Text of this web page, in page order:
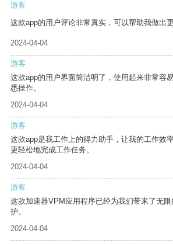
游客
这款app的用户评论非常真实，可以帮助我做出
2024-04-04
游客
这款app的用户界面简洁明了，使用起来非常容
悉操作。
2024-04-04
游客
这款app是我工作上的得力助手，让我的工作效
更轻松地完成工作任务。
2024-04-04
游客
这款加速器VPM应用程序已经为我们带来了无
护。
2024-04-04